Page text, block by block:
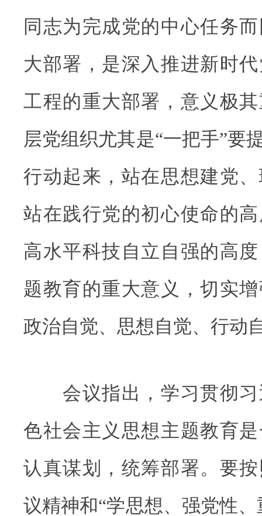
同志为完成党的中心任务
大部署，是深入推进新时
工程的重大部署，意义极
层党组织尤其是“一把手”要
行动起来，站在思想建党
站在践行党的初心使命的
高水平科技自立自强的高
题教育的重大意义，切实
政治自觉、思想自觉、行动
会议指出，学习贯彻习
色社会主义思想主题教育
认真谋划，统筹部署。要
议精神和“学思想、强党性